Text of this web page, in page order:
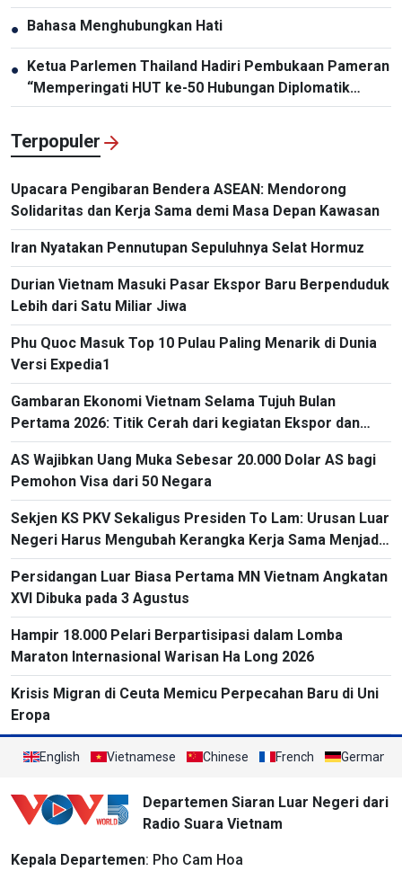
Paparo
● Bahasa Menghubungkan Hati
● Ketua Parlemen Thailand Hadiri Pembukaan Pameran
“Memperingati HUT ke-50 Hubungan Diplomatik
Vietnam-Thailand”
Terpopuler
Upacara Pengibaran Bendera ASEAN: Mendorong
Solidaritas dan Kerja Sama demi Masa Depan Kawasan
Iran Nyatakan Pennutupan Sepuluhnya Selat Hormuz
Durian Vietnam Masuki Pasar Ekspor Baru Berpenduduk
Lebih dari Satu Miliar Jiwa
Phu Quoc Masuk Top 10 Pulau Paling Menarik di Dunia
Versi Expedia1
Gambaran Ekonomi Vietnam Selama Tujuh Bulan
Pertama 2026: Titik Cerah dari kegiatan Ekspor dan
Impor
AS Wajibkan Uang Muka Sebesar 20.000 Dolar AS bagi
Pemohon Visa dari 50 Negara
Sekjen KS PKV Sekaligus Presiden To Lam: Urusan Luar
Negeri Harus Mengubah Kerangka Kerja Sama Menjadi
Proyek-Proyek Konkret dan Menganggap Efektivitas
yang Substansial sebagai Tolok Ukur
Persidangan Luar Biasa Pertama MN Vietnam Angkatan
XVI Dibuka pada 3 Agustus
Hampir 18.000 Pelari Berpartisipasi dalam Lomba
Maraton Internasional Warisan Ha Long 2026
Krisis Migran di Ceuta Memicu Perpecahan Baru di Uni
Eropa
English Vietnamese Chinese French German
Departemen Siaran Luar Negeri dari
Radio Suara Vietnam
Kepala Departemen: Pho Cam Hoa